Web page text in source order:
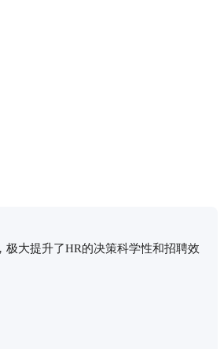
大提升了HR的决策科学性和招聘效